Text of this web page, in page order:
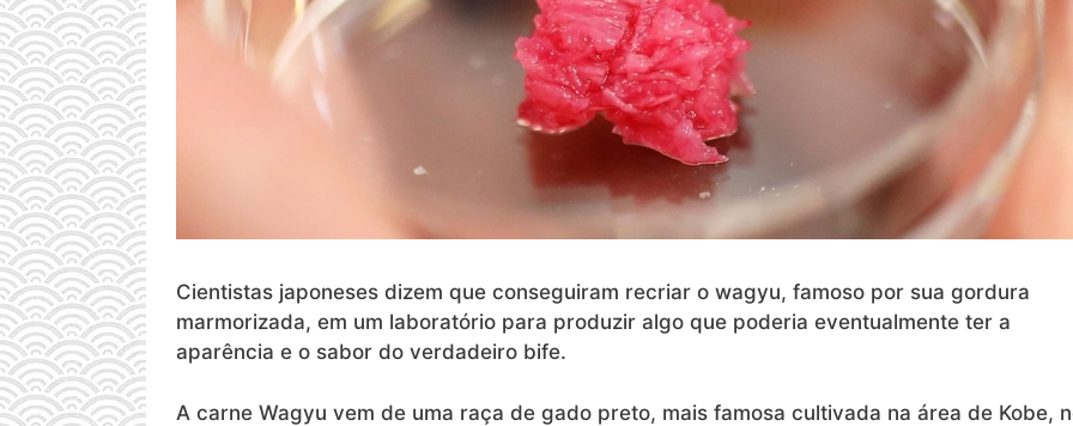
Cientistas japoneses dizem que conseguiram recriar o wagyu, famoso por sua gordura
marmorizada, em um laboratório para produzir algo que poderia eventualmente ter a
aparência e o sabor do verdadeiro bife.
A carne Wagyu vem de uma raça de gado preto, mais famosa cultivada na área de Kobe,